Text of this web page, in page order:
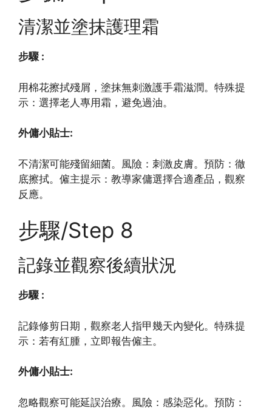
清潔並塗抹護理霜
步驟 :
用棉花擦拭殘屑，塗抹無刺激護手霜滋潤。特殊提
示：選擇老人專用霜，避免過油。
外傭小貼士:
不清潔可能殘留細菌。風險：刺激皮膚。預防：徹
底擦拭。僱主提示：教導家傭選擇合適產品，觀察
反應。
步驟/Step 8
記錄並觀察後續狀況
步驟 :
記錄修剪日期，觀察老人指甲幾天內變化。特殊提
示：若有紅腫，立即報告僱主。
外傭小貼士:
忽略觀察可能延誤治療。風險：感染惡化。預防：